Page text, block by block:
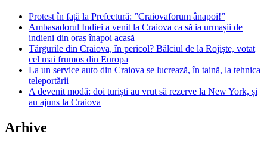
Protest în față la Prefectură: ”Craiovaforum ânapoi!”
Ambasadorul Indiei a venit la Craiova ca să ia urmașii de
indieni din oraș înapoi acasă
Târgurile din Craiova, în pericol? Bâlciul de la Rojiște, votat
cel mai frumos din Europa
La un service auto din Craiova se lucrează, în taină, la tehnica
teleportării
A devenit modă: doi turiști au vrut să rezerve la New York, și
au ajuns la Craiova
Arhive